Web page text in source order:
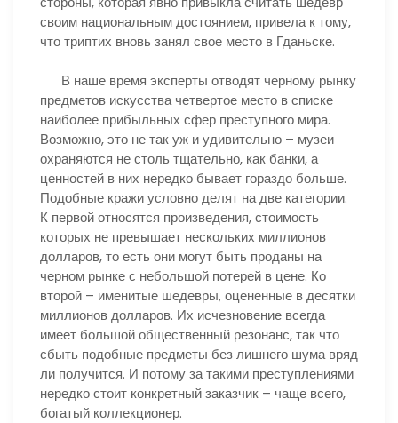
своим национальным достоянием, привела к тому,
что триптих вновь занял свое место в Гданьске.
В наше время эксперты отводят черному рынку
предметов искусства четвертое место в списке
наиболее прибыльных сфер преступного мира.
Возможно, это не так уж и удивительно – музеи
охраняются не столь тщательно, как банки, а
ценностей в них нередко бывает гораздо больше.
Подобные кражи условно делят на две категории.
К первой относятся произведения, стоимость
которых не превышает нескольких миллионов
долларов, то есть они могут быть проданы на
черном рынке с небольшой потерей в цене. Ко
второй – именитые шедевры, оцененные в десятки
миллионов долларов. Их исчезновение всегда
имеет большой общественный резонанс, так что
сбыть подобные предметы без лишнего шума вряд
ли получится. И потому за такими преступлениями
нередко стоит конкретный заказчик – чаще всего,
богатый коллекционер.